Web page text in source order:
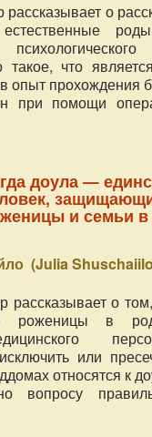
о
такое, что
опыт прохождения
при помощи
доула —
и семьи
(Julia
рассказывает о
роженицы в
или
относятся к
вопросу